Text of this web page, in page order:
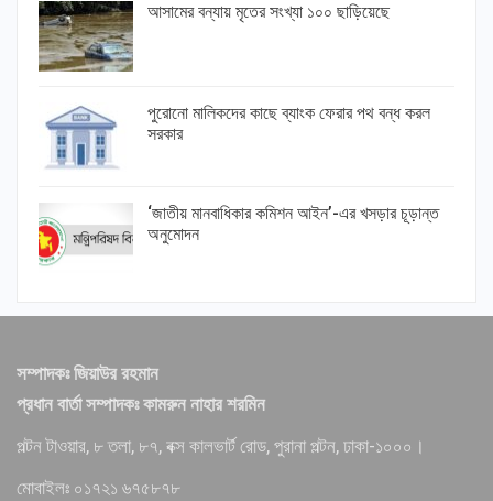
আসামের বন্যায় মৃতের সংখ্যা ১০০ ছাড়িয়েছে
পুরোনো মালিকদের কাছে ব্যাংক ফেরার পথ বন্ধ করল
সরকার
‘জাতীয় মানবাধিকার কমিশন আইন’-এর খসড়ার চূড়ান্ত
অনুমোদন
সম্পাদকঃ জিয়াউর রহমান
প্রধান বার্তা সম্পাদকঃ কামরুন নাহার শরমিন
পল্টন টাওয়ার, ৮ তলা, ৮৭, বক্স কালভার্ট রোড, পুরানা পল্টন, ঢাকা-১০০০।
মোবাইলঃ ০১৭২১ ৬৭৫৮৭৮